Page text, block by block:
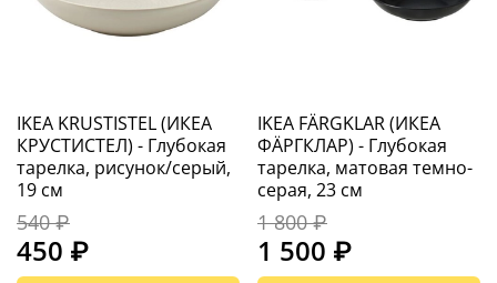
IKEA KRUSTISTEL (ИКЕА
КРУСТИСТЕЛ) - Глубокая
тарелка, рисунок/серый,
19 см
540 ₽
450 ₽
IKEA FÄRGKLAR (ИКЕА
ФÄРГКЛАР) - Глубокая
тарелка, матовая темно-
серая, 23 см
1 800 ₽
1 500 ₽